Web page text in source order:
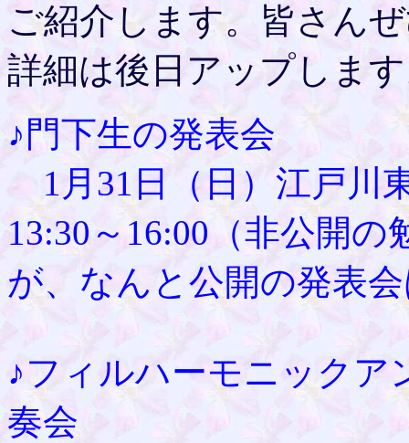
ご紹介します。皆さん
詳細は後日アップしま
♪門下生の発表会
1月31日（日）江戸川
13:30～16:00（非公開
が、なんと公開の発表
♪フィルハーモニック
奏会